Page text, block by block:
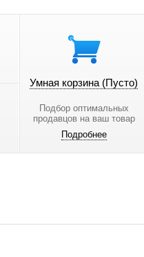
Умная корзина (Пусто)
Подбор оптимальных
продавцов на ваш товар
Подробнее